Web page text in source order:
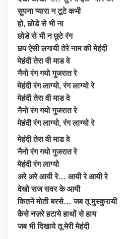
सुपना प्यारा न टूटे कभी
हो, छोडे से भी ना
छोडे से भी न छूटे रंग
छप ऐसी लगायी तेरे नाम की मेहंदी
मेहंदी तेरा वी माड वे
नैनो रंग गयो गुजरात रे
मेहंदी रंग लाग्यो, रंग लाग्यो रे
मेहंदी तेरा वी माड वे
नैनो रंग गयो गुजरात रे
मेहंदी रंग लाग्यो, रंग लाग्यो रे
मेहंदी तेरा वी माड वे
नैनो रंग गयो गुजरात रे
मेहंदी रंग लाग्यो
अरे अरे आयी रे… आयी रे आयी रे
देखो सज सवर के आयी
कितने मोती बरसे… जब तू मुस्कुरायी
कैसे नज़रे हटाये हाथों से हाय
जब भी दिखाये तू मेरी मेहंदी